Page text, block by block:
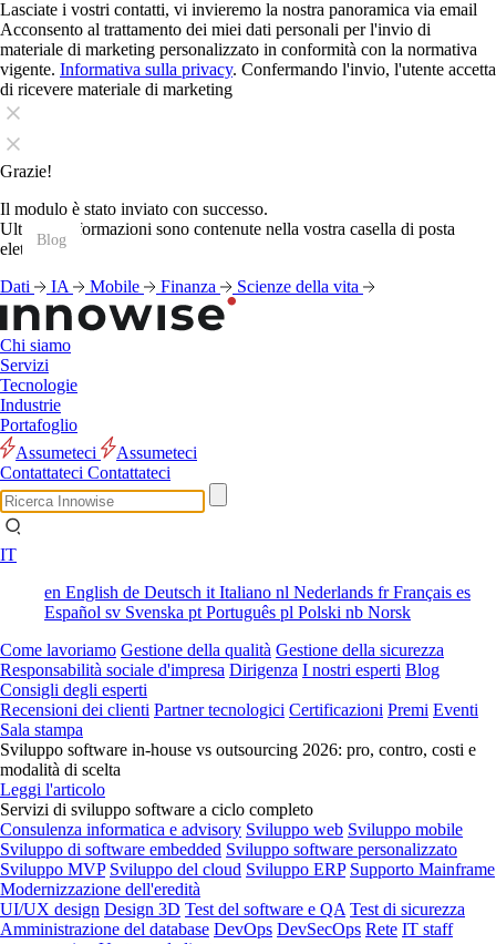
Lasciate i vostri contatti, vi invieremo la nostra panoramica via email
Acconsento al trattamento dei miei dati personali per l'invio di
materiale di marketing personalizzato in conformità con la normativa
vigente. Informativa sulla privacy. Confermando l'invio, l'utente accetta
di ricevere materiale di marketing
Grazie!
Il modulo è stato inviato con successo.
Ulteriori informazioni sono contenute nella vostra casella di posta
elettronica.
Dati
IA Mobile Finanza Scienze della vita
Chi siamo
Servizi
Tecnologie
Industrie
Portafoglio
Assumeteci
Assumeteci
Contattateci Contattateci
IT
en English de Deutsch it Italiano nl Nederlands frFrançais es
Español sv Svenska pt Português pl Polski nb Norsk
Come lavoriamo Gestione della qualità Gestione della sicurezza
Responsabilità sociale d'impresa Dirigenza I nostri esperti Blog
Consigli degli esperti
Recensioni dei clienti Partner tecnologici Certificazioni Premi Eventi
Sala stampa
Sviluppo software in-house vs outsourcing 2026: pro, contro, costi e
modalità di scelta
Leggi l'articolo
Servizi di sviluppo software a ciclo completo
Consulenza informatica e advisory Sviluppo web Sviluppo mobile
Sviluppo di software embedded Sviluppo software personalizzato
Sviluppo MVP Sviluppo del cloud Sviluppo ERP Supporto Mainframe
Modernizzazione dell'eredità
UI/UX design Design 3D Test del software e QA Test di sicurezza
Amministrazione del database DevOps DevSecOps Rete IT staff
Blog
Blog
Blog
Blog
Blog
Blog
Blog
Blog
Blog
Blog
Blog
Blog